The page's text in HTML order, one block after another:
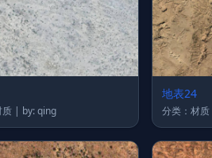
分类：材质 | by: qing
地表24